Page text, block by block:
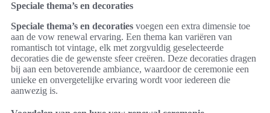
Speciale thema’s en decoraties
Speciale thema’s en decoraties voegen een extra dimensie toe
aan de vow renewal ervaring. Een thema kan variëren van
romantisch tot vintage, elk met zorgvuldig geselecteerde
decoraties die de gewenste sfeer creëren. Deze decoraties dragen
bij aan een betoverende ambiance, waardoor de ceremonie een
unieke en onvergetelijke ervaring wordt voor iedereen die
aanwezig is.